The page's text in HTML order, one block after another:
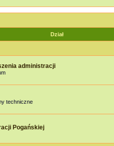
Dział
administracji
techniczne
Pogańskiej